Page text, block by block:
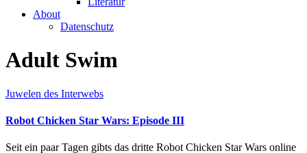
About
Datenschutz
Adult Swim
Juwelen des Interwebs
Robot Chicken Star Wars: Episode III
Seit ein paar Tagen gibts das dritte Robot Chicken Star Wars online